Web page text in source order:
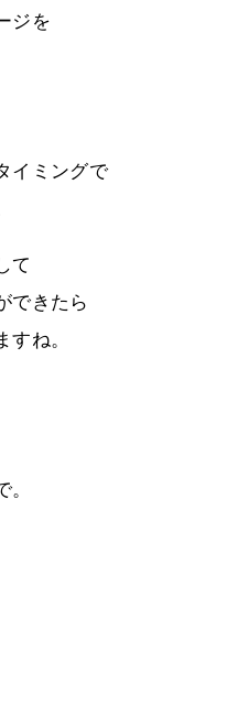
ジを
イミングで
て
できたら
ね。